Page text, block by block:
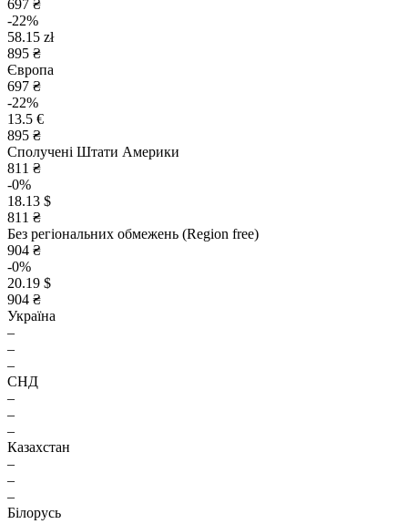
697 ₴
-22%
58.15 zł
895 ₴
Європа
697 ₴
-22%
13.5 €
895 ₴
Сполучені Штати Америки
811 ₴
-0%
18.13 $
811 ₴
Без регіональних обмежень (Region free)
904 ₴
-0%
20.19 $
904 ₴
Україна
–
–
–
СНД
–
–
–
Казахстан
–
–
–
Білорусь